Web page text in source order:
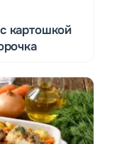
картошкой